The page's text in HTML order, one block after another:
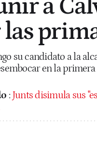
a
las
su candidato a la
en la
: Junts disimula sus